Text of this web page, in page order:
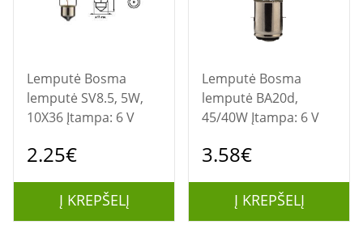
Lemputė Bosma
lemputė SV8.5, 5W,
10X36 Įtampa: 6 V
2.25€
Į KREPŠELĮ
Lemputė Bosma
lemputė BA20d,
45/40W Įtampa: 6 V
3.58€
Į KREPŠELĮ